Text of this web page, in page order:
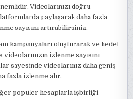
Videolarınızı doğru
paylaşarak daha fazla
sayısını artırabilirsiniz.
kampanyaları oluşturarak ve hedef
izlenme sayısını
sayesinde videolarınız daha geniş
fazla izlenme alır.
popüler hesaplarla işbirliği